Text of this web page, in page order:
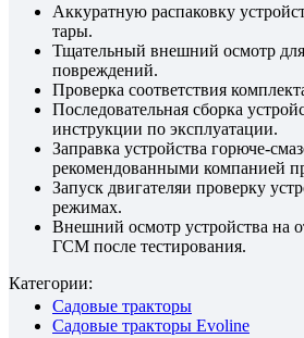
Аккуратную распаковку
тары.
Тщательный внешний осмотр
повреждений.
Проверка соответствия
Последовательная сборка
инструкции по эксплуатации.
Заправка устройства горюче-
рекомендованными компанией
Запуск двигателяи проверку
режимах.
Внешний осмотр устройства на
ГСМ после тестирования.
Категории:
Садовые тракторы
Садовые тракторы Evoline